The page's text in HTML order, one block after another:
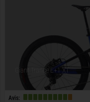
Giant Trance E+1 XT
Avis: